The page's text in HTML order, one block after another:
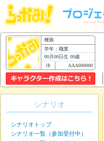
種族
学年：職業
00月00日生 00歳
AAA000000
シナリオ
シナリオトップ
シナリオ一覧（参加受付中）